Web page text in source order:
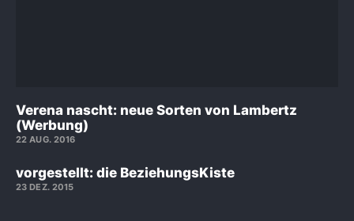
Verena nascht: neue Sorten von Lambertz
(Werbung)
22 AUG. 2016
vorgestellt: die BeziehungsKiste
23 DEZ. 2015